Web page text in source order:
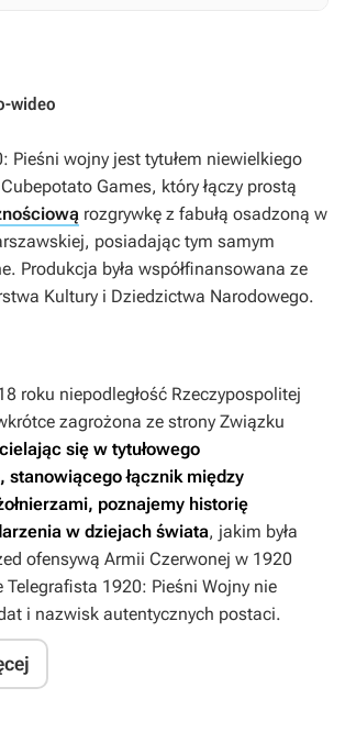
wideo
Pieśni wojny jest tytułem niewielkiego
Games, który łączy prostą
rozgrywkę z fabułą osadzoną w
posiadając tym samym
Produkcja była współfinansowana ze
Kultury i Dziedzictwa Narodowego.
roku niepodległość Rzeczypospolitej
zagrożona ze strony Związku
się w tytułowego
stanowiącego łącznik między
poznajemy historię
w dziejach świata, jakim była
ofensywą Armii Czerwonej w 1920
Telegrafista 1920: Pieśni Wojny nie
i nazwisk autentycznych postaci.